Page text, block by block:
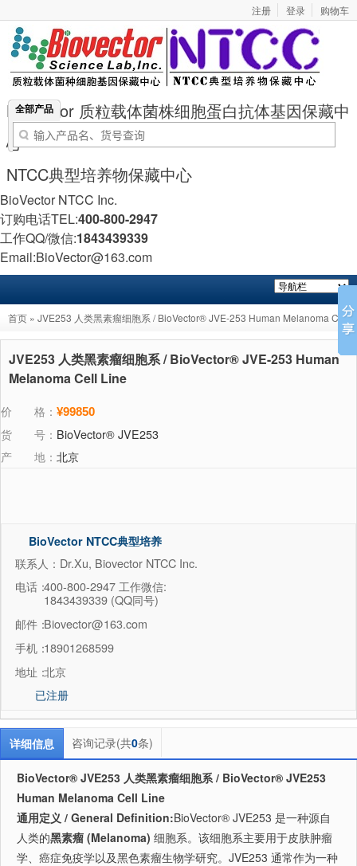
注册 登录 购物车
BioVector 质粒载体菌株细胞蛋白抗体基因保藏中
心
NTCC典型培养物保藏中心
全部产品
BioVector NTCC Inc.
订购电话TEL:400-800-2947
工作QQ/微信:1843439339
Email:BioVector@163.com
首页 » JVE253 人类黑素瘤细胞系 / BioVector® JVE-253 Human Melanoma Cell
Line
JVE253 人类黑素瘤细胞系 / BioVector® JVE-253 Human
Melanoma Cell Line
价 格： ¥99850
货 号： BioVector® JVE253
产 地： 北京
BioVector NTCC典型培养
联系人：Dr.Xu, Biovector NTCC Inc.
电话：400-800-2947 工作微信:
1843439339 (QQ同号)
邮件：Biovector@163.com
手机：18901268599
地址：北京
已注册
详细信息 咨询记录(共0条)
BioVector® JVE253 人类黑素瘤细胞系 / BioVector® JVE253
Human Melanoma Cell Line
通用定义 / General Definition:BioVector® JVE253 是一种源自
人类的黑素瘤 (Melanoma) 细胞系。该细胞系主要用于皮肤肿瘤
学、癌症免疫学以及黑色素瘤生物学研究。JVE253 通常作为一种